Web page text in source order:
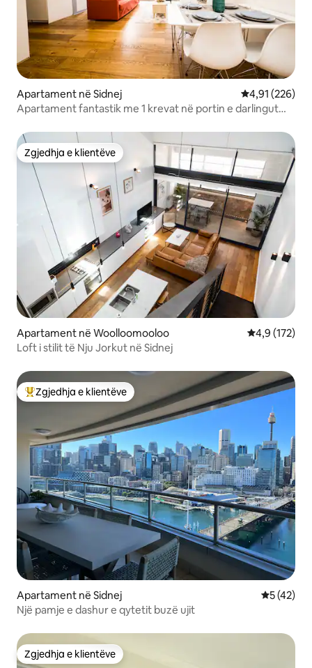
Apartament në Sidnej Vlerësimi
4,91 (226)
Apartament fantastik me 1 krevat në portin e darlingut
Zgjedhja e klientëve
Zgjedhja e klientëve
Apartament në Woolloomooloo Vlerësimi
4,9 (172)
Loft i stilit të Nju Jorkut në Sidnej
Më të mirat e zgjedhjeve të klientëve
Zgjedhja e klientëve
Apartament në Sidnej Vlerësimi
5 (42)
Një pamje e dashur e qytetit buzë ujit
Zgjedhja e klientëve
Zgjedhja e klientëve